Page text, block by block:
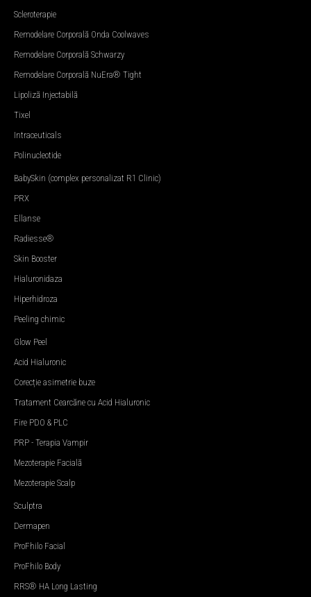
Sculptra
Dermapen
ProFhilo Facial
ProFhilo Body
RRS® HA Long Lasting
Glow Peel
Acid Hialuronic
Corecție asimetrie buze
Tratament Cearcăne cu Acid Hialuronic
Fire PDO & PLC
PRP - Terapia Vampir
Mezoterapie Facială
Mezoterapie Scalp
BabySkin (complex personalizat R1 Clinic)
PRX
Ellanse
Radiesse®
Skin Booster
Hialuronidaza
Hiperhidroza
Peeling chimic
Scleroterapie
Remodelare Corporală Onda Coolwaves
Remodelare Corporală Schwarzy
Remodelare Corporală NuEra® Tight
Lipoliză Injectabilă
Tixel
Intraceuticals
Polinucleotide